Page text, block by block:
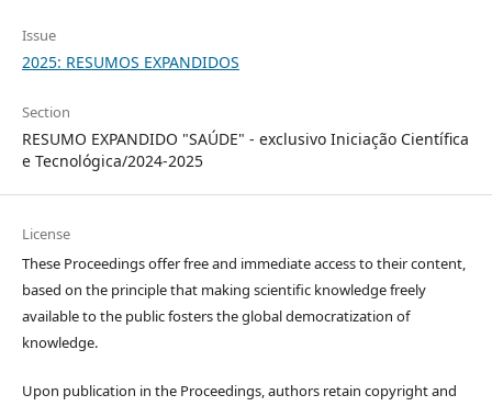
Issue
2025: RESUMOS EXPANDIDOS
Section
RESUMO EXPANDIDO "SAÚDE" - exclusivo Iniciação Científica
e Tecnológica/2024-2025
License
These Proceedings offer free and immediate access to their content,
based on the principle that making scientific knowledge freely
available to the public fosters the global democratization of
knowledge.
Upon publication in the Proceedings, authors retain copyright and